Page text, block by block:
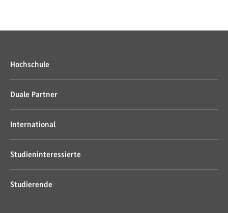
Hochschule
Duale Partner
International
Studieninteressierte
Studierende